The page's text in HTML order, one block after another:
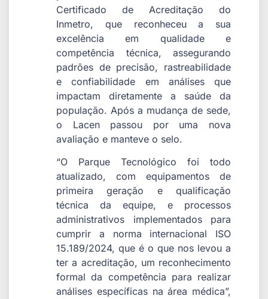
Certificado de Acreditação do
Inmetro, que reconheceu a sua
excelência em qualidade e
competência técnica, assegurando
padrões de precisão, rastreabilidade
e confiabilidade em análises que
impactam diretamente a saúde da
população. Após a mudança de sede,
o Lacen passou por uma nova
avaliação e manteve o selo.
“O Parque Tecnológico foi todo
atualizado, com equipamentos de
primeira geração e qualificação
técnica da equipe, e processos
administrativos implementados para
cumprir a norma internacional ISO
15.189/2024, que é o que nos levou a
ter a acreditação, um reconhecimento
formal da competência para realizar
análises específicas na área médica”,